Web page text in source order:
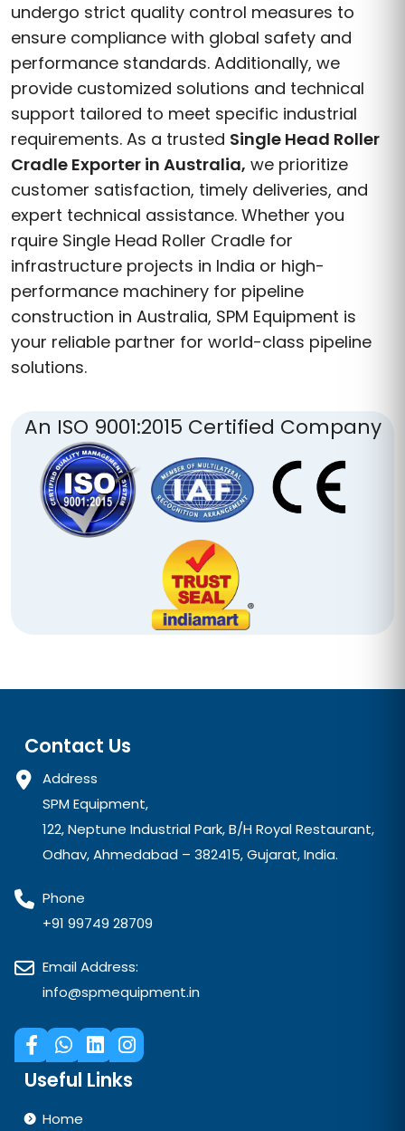
undergo strict quality control measures to
ensure compliance with global safety and
performance standards. Additionally, we
provide customized solutions and technical
support tailored to meet specific industrial
requirements. As a trusted Single Head Roller
Cradle Exporter in Australia, we prioritize
customer satisfaction, timely deliveries, and
expert technical assistance. Whether you
rquire Single Head Roller Cradle for
infrastructure projects in India or high-
performance machinery for pipeline
construction in Australia, SPM Equipment is
your reliable partner for world-class pipeline
solutions.
An ISO 9001:2015 Certified Company
Contact Us
Address
SPM Equipment,
122, Neptune Industrial Park, B/H Royal Restaurant,
Odhav, Ahmedabad – 382415, Gujarat, India.
Phone
+91 99749 28709
Email Address:
info@spmequipment.in
Useful Links
Home